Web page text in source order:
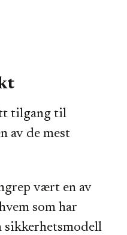
tilgang til
av de mest
vært en av
som har
sikkerhetsmodell